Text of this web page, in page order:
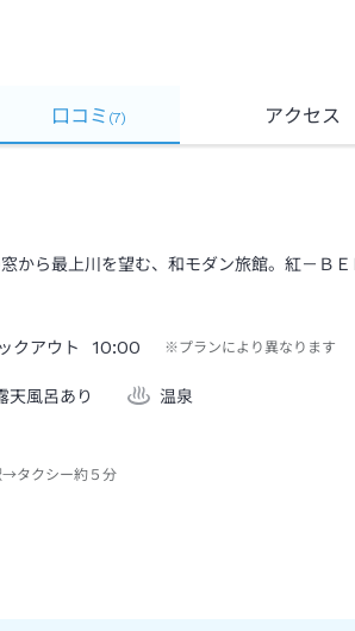
口コミ (7) アクセス
から最上川を望む、和モダン旅館。紅－Ｂ
クアウト 10:00 ※プランにより異なります
天風呂あり
温泉
→タクシー約５分